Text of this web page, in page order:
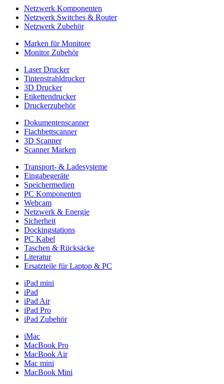
Netzwerk Komponenten
Netzwerk Switches & Router
Netzwerk Zubehör
Marken für Monitore
Monitor Zubehör
Laser Drucker
Tintenstrahldrucker
3D Drucker
Etikettendrucker
Druckerzubehör
Dokumentenscanner
Flachbettscanner
3D Scanner
Scanner Marken
Transport- & Ladesysteme
Eingabegeräte
Speichermedien
PC Komponenten
Webcam
Netzwerk & Energie
Sicherheit
Dockingstations
PC Kabel
Taschen & Rücksäcke
Literatur
Ersatzteile für Laptop & PC
iPad mini
iPad
iPad Air
iPad Pro
iPad Zubehör
iMac
MacBook Pro
MacBook Air
Mac mini
MacBook Mini